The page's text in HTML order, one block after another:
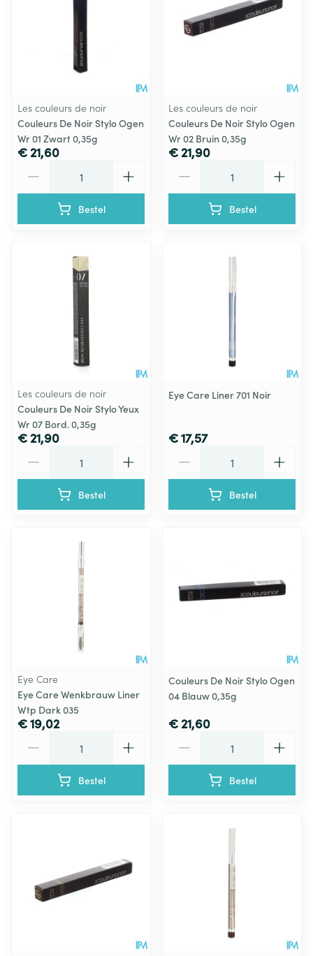
Les couleurs de noir
Couleurs De Noir Stylo Ogen
Wr 01 Zwart 0,35g
€ 21,60
Bestel
Les couleurs de noir
Couleurs De Noir Stylo Ogen
Wr 02 Bruin 0,35g
€ 21,90
Bestel
Les couleurs de noir
Couleurs De Noir Stylo Yeux
Wr 07 Bord. 0,35g
€ 21,90
Bestel
Eye Care Liner 701 Noir
€ 17,57
Bestel
Eye Care
Eye Care Wenkbrauw Liner
Wtp Dark 035
€ 19,02
Bestel
Couleurs De Noir Stylo Ogen
04 Blauw 0,35g
€ 21,60
Bestel